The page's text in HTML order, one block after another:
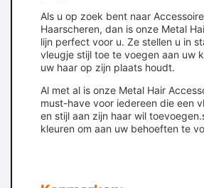
Als u op zoek bent naar
Haarscheren, dan is onze Metal
lijn perfect voor u. Ze stellen u in
vleugje stijl toe te voegen aan uw
uw haar op zijn plaats houdt.
Al met al is onze Metal Hair
must-have voor iedereen die een
en stijl aan zijn haar wil
kleuren om aan uw behoeften te